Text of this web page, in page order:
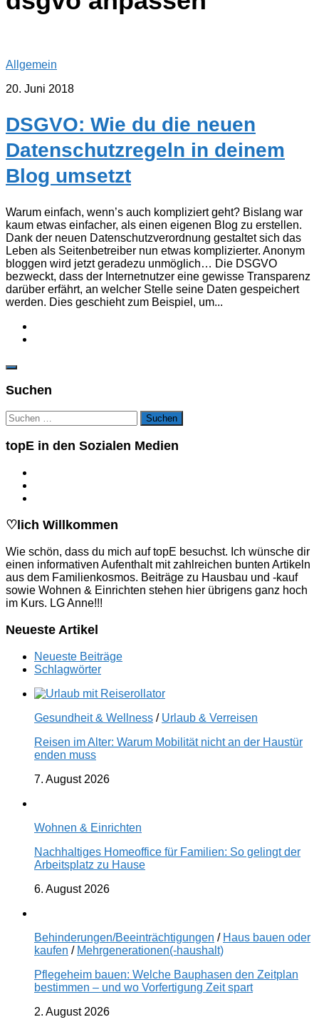
Allgemein
20. Juni 2018
DSGVO: Wie du die neuen
Datenschutzregeln in deinem
Blog umsetzt
Warum einfach, wenn’s auch kompliziert geht? Bislang war
kaum etwas einfacher, als einen eigenen Blog zu erstellen.
Dank der neuen Datenschutzverordnung gestaltet sich das
Leben als Seitenbetreiber nun etwas komplizierter. Anonym
bloggen wird jetzt geradezu unmöglich… Die DSGVO
bezweckt, dass der Internetnutzer eine gewisse Transparenz
darüber erfährt, an welcher Stelle seine Daten gespeichert
werden. Dies geschieht zum Beispiel, um...
Suchen
Suchen
nach:
topE in den Sozialen Medien
♡lich Willkommen
Wie schön, dass du mich auf topE besuchst. Ich wünsche dir
einen informativen Aufenthalt mit zahlreichen bunten Artikeln
aus dem Familienkosmos. Beiträge zu Hausbau und -kauf
sowie Wohnen & Einrichten stehen hier übrigens ganz hoch
im Kurs. LG Anne!!!
Neueste Artikel
Neueste Beiträge
Schlagwörter
Gesundheit & Wellness / Urlaub & Verreisen
Reisen im Alter: Warum Mobilität nicht an der Haustür
enden muss
7. August 2026
Wohnen & Einrichten
Nachhaltiges Homeoffice für Familien: So gelingt der
Arbeitsplatz zu Hause
6. August 2026
Behinderungen/Beeinträchtigungen / Haus bauen oder
kaufen / Mehrgenerationen(-haushalt)
Pflegeheim bauen: Welche Bauphasen den Zeitplan
bestimmen – und wo Vorfertigung Zeit spart
2. August 2026